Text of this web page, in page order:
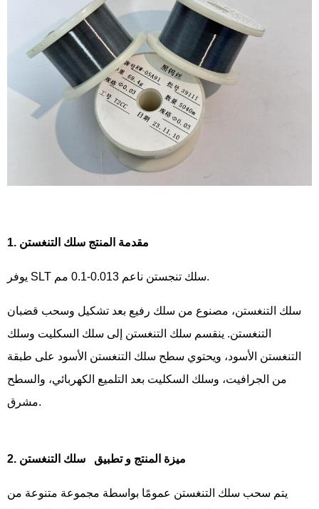
1. مقدمة المنتج سلك التنغستن
يوفر SLT سلك تنجستن ناعم 0.013-0.1 مم.
سلك التنغستن، مصنوع من سلك رفيع بعد تشكيل وسحب قضبان
التنغستن. ينقسم سلك التنغستن إلى سلك السكليت وسلك
التنغستن الأسود، ويحتوي سطح سلك التنغستن الأسود على طبقة
من الجرافيت، وسلك السكليت بعد التلميع الكهربائي، والسطح
مشرق.
2. ميزة المنتج و تطبيق سلك التنغستن
يتم سحب سلك التنغستن عمومًا بواسطة مجموعة متنوعة من